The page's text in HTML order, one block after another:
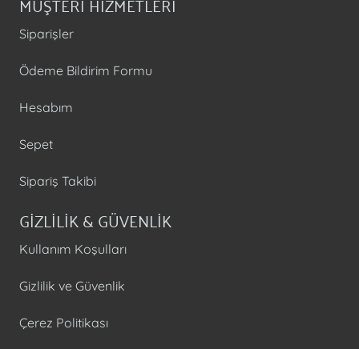
Siparişler
Ödeme Bildirim Formu
Hesabım
Sepet
Sipariş Takibi
GİZLİLİK & GÜVENLİK
Kullanım Koşulları
Gizlilik ve Güvenlik
Çerez Politikası